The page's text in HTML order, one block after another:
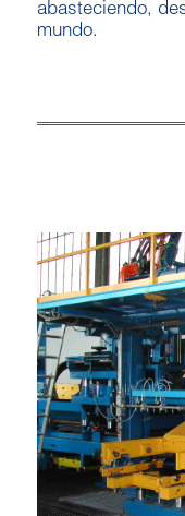
abasteciendo,
mundo.